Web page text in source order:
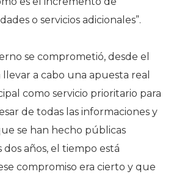
o servicios adicionales”.
se comprometió, desde el
a cabo una apuesta real
como servicio prioritario para
de todas las informaciones y
se han hecho públicas
años, el tiempo está
compromiso era cierto y que